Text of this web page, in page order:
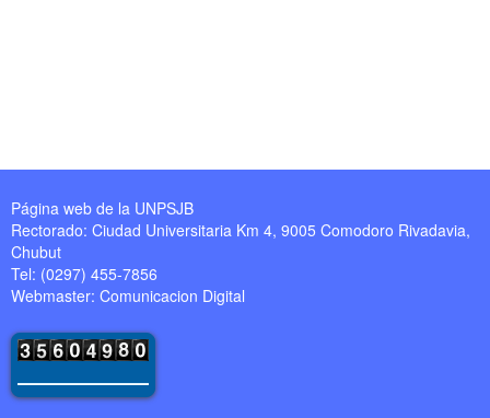
Página web de la UNPSJB
Rectorado: Ciudad Universitaria Km 4, 9005 Comodoro Rivadavia,
Chubut
Tel: (0297) 455-7856
Webmaster: Comunicacion Digital